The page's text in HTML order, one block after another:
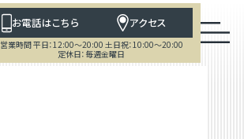
お電話はこちら アクセス
営業時間 平日：12:00～20:00 土日祝：10:00～20:00
定休日：毎週金曜日